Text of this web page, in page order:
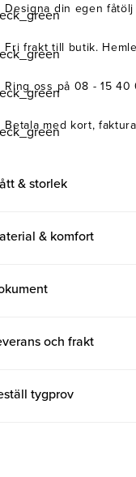
Designa din egen
Fri frakt till butik.
Ring oss på 08 - 15
Betala med kort,
& storlek
& komfort
och frakt
tygprov